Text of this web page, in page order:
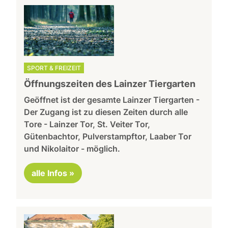
SPORT & FREIZEIT
Öffnungszeiten des Lainzer Tiergarten
Geöffnet ist der gesamte Lainzer Tiergarten -
Der Zugang ist zu diesen Zeiten durch alle
Tore - Lainzer Tor, St. Veiter Tor,
Gütenbachtor, Pulverstampftor, Laaber Tor
und Nikolaitor - möglich.
alle Infos »